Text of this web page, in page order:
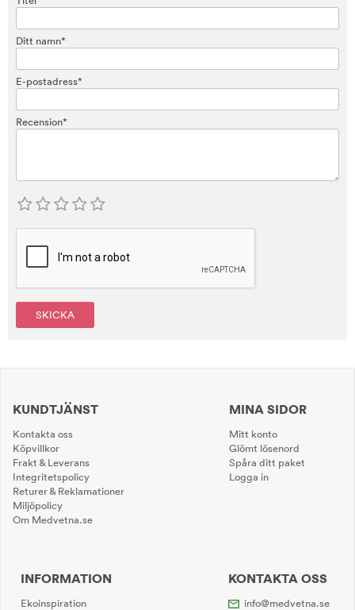
Ditt namn*
E-postadress*
Recension*
SKICKA
KUNDTJÄNST
Kontakta oss
Köpvillkor
Frakt & Leverans
Integritetspolicy
Returer & Reklamationer
Miljöpolicy
Om Medvetna.se
MINA SIDOR
Mitt konto
Glömt lösenord
Spåra ditt paket
Logga in
INFORMATION
Ekoinspiration
KONTAKTA OSS
info@medvetna.se